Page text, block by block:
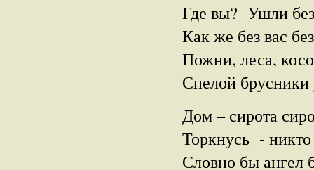
Где вы? Ушли
Как же без вас
Пожни, леса,
Спелой брусники
Дом – сирота
Торкнусь - никто
Словно бы ангел